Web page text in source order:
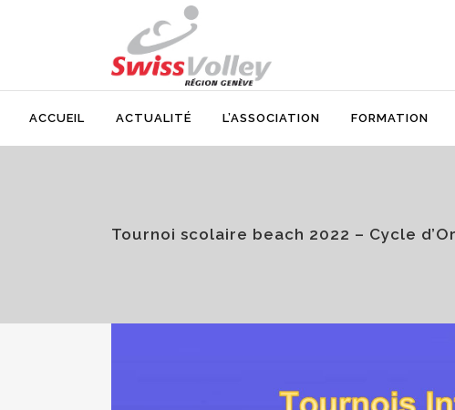
ACCUEIL ACTUALITÉ L’ASSOCIATION FORMATION
Tournoi scolaire beach 2022 – Cycle